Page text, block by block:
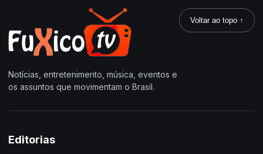
Notícias, entretenimento, música, eventos e
os assuntos que movimentam o Brasil.
Voltar ao topo ↑
Editorias